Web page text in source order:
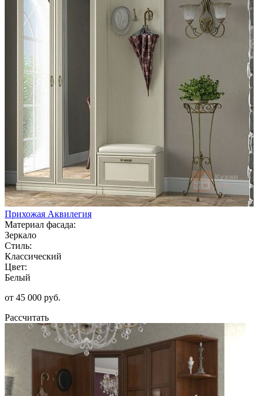
Прихожая Аквилегия
Материал фасада:
Зеркало
Стиль:
Классический
Цвет:
Белый
от 45 000 руб.
Рассчитать